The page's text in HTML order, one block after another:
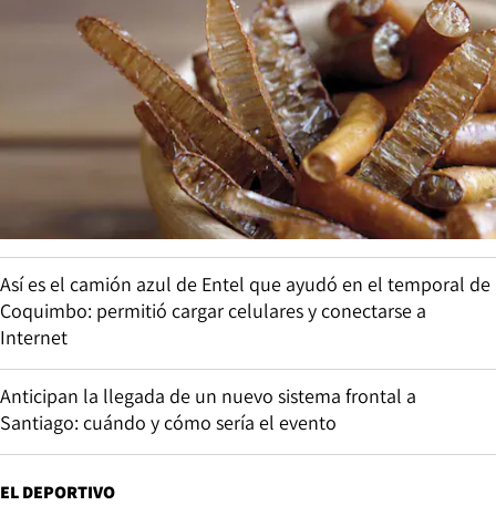
Así es el camión azul de Entel que ayudó en el temporal de
Coquimbo: permitió cargar celulares y conectarse a
Internet
Anticipan la llegada de un nuevo sistema frontal a
Santiago: cuándo y cómo sería el evento
EL DEPORTIVO